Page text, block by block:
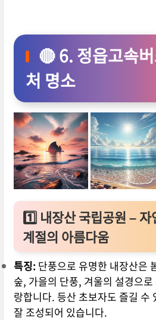
🔴 6. 정읍고속
처 명소
1️⃣ 내장산 국립공원 –
계절의 아름다움
특징: 단풍으로 유명한 내장산은
숲, 가을의 단풍, 겨울의 설경으
랑합니다. 등산 초보자도 즐길 수
잘 조성되어 있습니다.